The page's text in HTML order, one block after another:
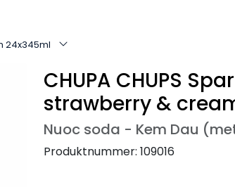
24x345ml
CHUPA CHUPS
strawberry &
Nuoc soda - Kem Dau
Produktnummer: 109016